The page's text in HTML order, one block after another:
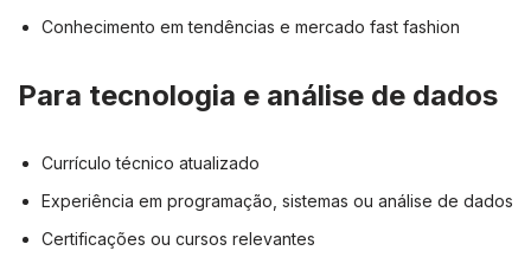
Conhecimento em tendências e mercado fast fashion
Para tecnologia e análise de dados
Currículo técnico atualizado
Experiência em programação, sistemas ou análise de dados
Certificações ou cursos relevantes